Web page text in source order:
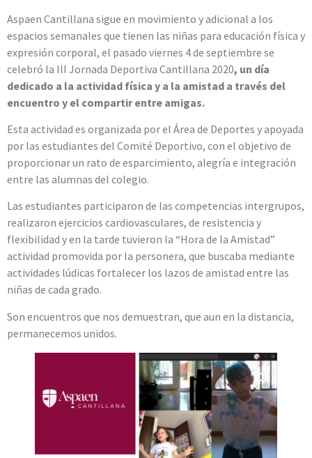
Aspaen Cantillana sigue en movimiento y adicional a los
espacios semanales que tienen las niñas para educación física y
expresión corporal, el pasado viernes 4 de septiembre se
celebró la III Jornada Deportiva Cantillana 2020, un día
dedicado a la actividad física y a la amistad a través del
encuentro y el compartir entre amigas.
Esta actividad es organizada por el Área de Deportes y apoyada
por las estudiantes del Comité Deportivo, con el objetivo de
proporcionar un rato de esparcimiento, alegría e integración
entre las alumnas del colegio.
Las estudiantes participaron de las competencias intergrupos,
realizaron ejercicios cardiovasculares, de resistencia y
flexibilidad y en la tarde tuvieron la “Hora de la Amistad”
actividad promovida por la personera, que buscaba mediante
actividades lúdicas fortalecer los lazos de amistad entre las
niñas de cada grado.
Son encuentros que nos demuestran, que aun en la distancia,
permanecemos unidos.